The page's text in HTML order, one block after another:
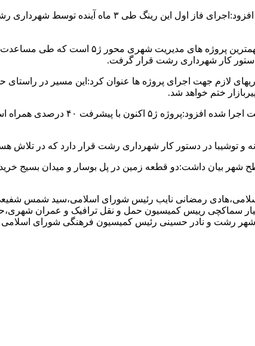
شهردار رشت در ادامه به اجرای رینگ ۹۰ متری در شهر
شوقی در بازدید از پروژه ژ۵ “شهید سلیمانی
دستور کار شهرداری رشت قرار گرفت.
ختم خواهد شد.
در دستور کار شهرداری رشت قرار دارد که در تلاش
شهر بیان داشت:دو قطعه زمین در پل بوسار و میدان بسیج
رمضانی نایب رئیس شورای اسلامی،سید شمس
سماکچی رییس کمیسیون حمل و نقل ترافیک و عمران
و نادر حسینی رئیس کمیسیون فرهنگی شورای اسلامی